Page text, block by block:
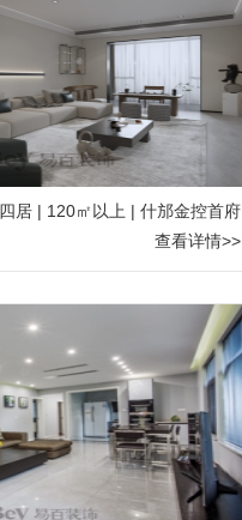
四居 | 120㎡以上 | 什邡金控首府
查看详情>>